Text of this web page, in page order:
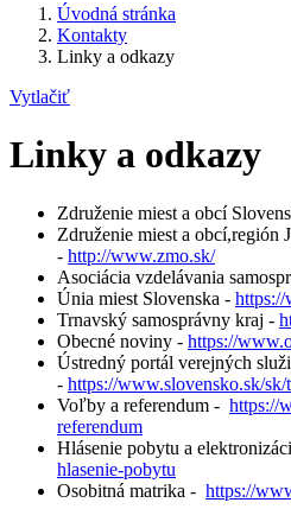
Úvodná stránka
Kontakty
Linky a odkazy
Vytlačiť
Linky a odkazy
Združenie miest a obcí
Združenie miest a obcí,región
- http://www.zmo.sk/
Asociácia vzdelávania
Únia miest Slovenska - https://
Trnavský samosprávny kraj -
Obecné noviny - https://
Ústredný portál verejných
- https://www.slovensko.sk/sk/
Voľby a referendum - https://
referendum
Hlásenie pobytu a
hlasenie-pobytu
Osobitná matrika - https://